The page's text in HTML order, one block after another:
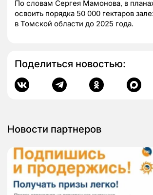
По словам Сергея Мамонова, в
освоить порядка 50 000 гектаров
в Томской области до 2025 года.
Поделиться новостью:
Новости партнеров